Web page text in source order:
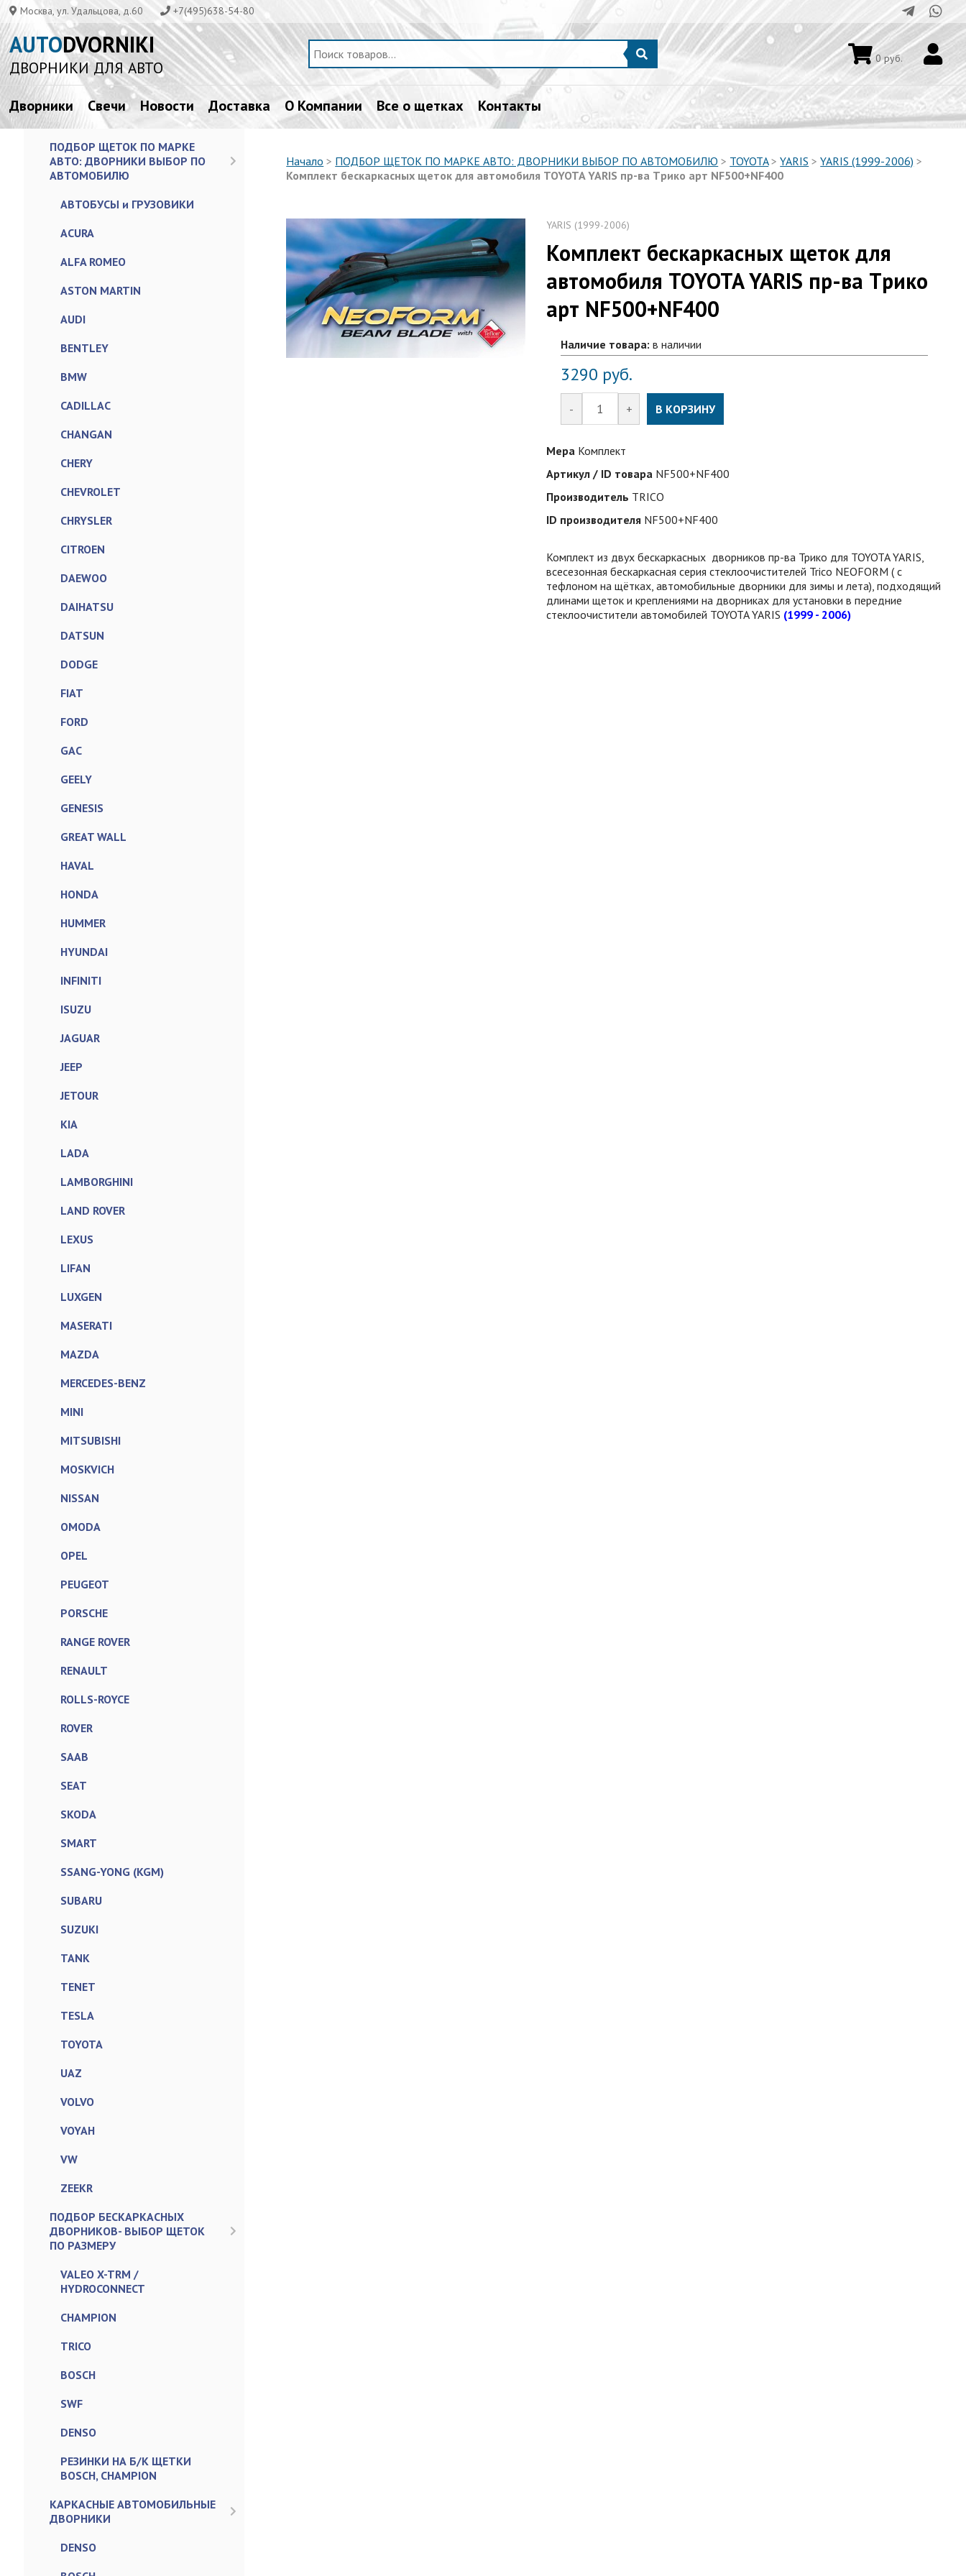
Москва, ул. Удальцова, д.60 +7(495)638-54-80
AUTODVORNIKI
ДВОРНИКИ ДЛЯ АВТО 0руб.
Дворники Свечи Новости Доставка О Компании Все о щетках Контакты
ПОДБОР ЩЕТОК ПО МАРКЕ
АВТО: ДВОРНИКИ ВЫБОР ПО
АВТОМОБИЛЮ
АВТОБУСЫ и ГРУЗОВИКИ
ACURA
ALFA ROMEO
ASTON MARTIN
AUDI
BENTLEY
BMW
CADILLAC
CHANGAN
CHERY
CHEVROLET
CHRYSLER
CITROEN
DAEWOO
DAIHATSU
DATSUN
DODGE
FIAT
FORD
GAC
GEELY
GENESIS
GREAT WALL
HAVAL
HONDA
HUMMER
HYUNDAI
INFINITI
ISUZU
JAGUAR
JEEP
JETOUR
KIA
LADA
LAMBORGHINI
LAND ROVER
LEXUS
LIFAN
LUXGEN
MASERATI
MAZDA
MERCEDES-BENZ
MINI
MITSUBISHI
MOSKVICH
NISSAN
OMODA
OPEL
PEUGEOT
PORSCHE
RANGE ROVER
RENAULT
ROLLS-ROYCE
ROVER
SAAB
SEAT
SKODA
SMART
SSANG-YONG (KGM)
SUBARU
SUZUKI
TANK
TENET
TESLA
TOYOTA
UAZ
VOLVO
VOYAH
VW
ZEEKR
ПОДБОР БЕСКАРКАСНЫХ
ДВОРНИКОВ- ВЫБОР ЩЕТОК
ПО РАЗМЕРУ
VALEO X-TRM /
HYDROCONNECT
CHAMPION
TRICO
BOSCH
SWF
DENSO
РЕЗИНКИ НА Б/К ЩЕТКИ
BOSCH, CHAMPION
КАРКАСНЫЕ АВТОМОБИЛЬНЫЕ
ДВОРНИКИ
DENSO
Начало > ПОДБОР ЩЕТОК ПО МАРКЕ АВТО: ДВОРНИКИ ВЫБОР ПО АВТОМОБИЛЮ > TOYOTA>YARIS >YARIS (1999-2006) >
Комплект бескаркасных щеток для автомобиля TOYOTA YARIS пр-ва Tрико арт NF500+NF400
YARIS (1999-2006)
Комплект бескаркасных щеток для
автомобиля TOYOTA YARIS пр-ва Tрико
арт NF500+NF400
Наличие товара: в наличии
3290 руб.
- + В КОРЗИНУ
Мера Комплект
Артикул / ID товара NF500+NF400
Производитель TRICO
ID производителя NF500+NF400
Комплект из двух бескаркасных дворников пр-ва Трико для TOYOTA YARIS,
всесезонная бескаркасная серия стеклоочистителей Trico NEOFORM ( с
тефлоном на щётках, автомобильные дворники для зимы и лета), подходящий
длинами щеток и креплениями на дворниках для установки в передние
стеклоочистители автомобилей TOYOTA YARIS (1999 - 2006)